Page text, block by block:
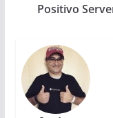
Positivo